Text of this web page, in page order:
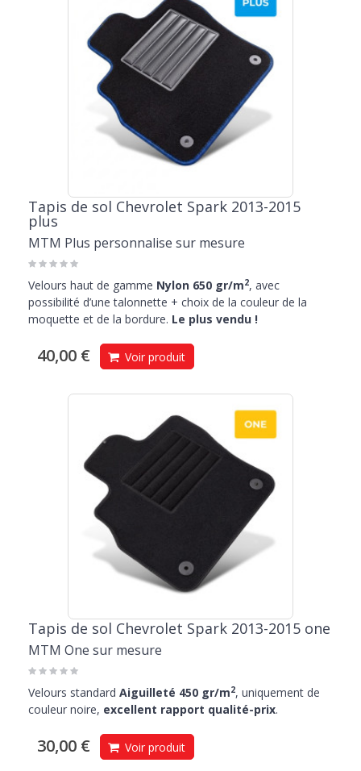
Tapis de sol Chevrolet Spark 2013-2015
plus
MTM Plus personnalise sur mesure
Velours haut de gamme Nylon 650 gr/m2, avec
possibilité d’une talonnette + choix de la couleur de la
moquette et de la bordure. Le plus vendu !
40,00 € Voir produit
Tapis de sol Chevrolet Spark 2013-2015 one
MTM One sur mesure
Velours standard Aiguilleté 450 gr/m2, uniquement de
couleur noire, excellent rapport qualité-prix.
30,00 € Voir produit